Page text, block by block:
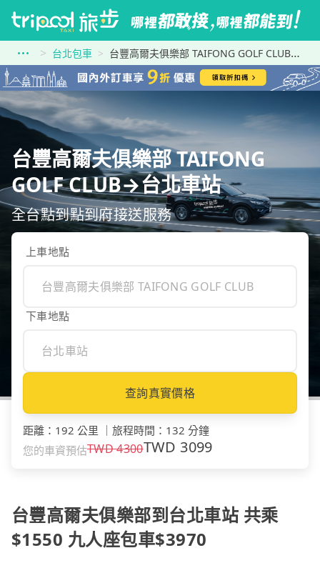
台北包車 台豐高爾夫俱樂部 TAIFONG GOLF CLUB到台北車站
台豐高爾夫俱樂部 TAIFONG
GOLF CLUB→台北車站
全台點到點到府接送服務
上車地點
下車地點
查詢真實價格
距離 ： 192 公里 旅程時間 ： 132 分鐘
您的車資預估TWD4300TWD 3099
台豐高爾夫俱樂部到台北車站 共乘
$1550 九人座包車$3970